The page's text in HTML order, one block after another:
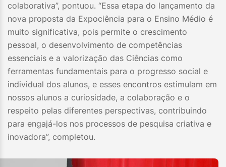
colaborativa”, pontuou. “Essa etapa do lançamento da
nova proposta da Expociência para o Ensino Médio é
muito significativa, pois permite o crescimento
pessoal, o desenvolvimento de competências
essenciais e a valorização das Ciências como
ferramentas fundamentais para o progresso social e
individual dos alunos, e esses encontros estimulam em
nossos alunos a curiosidade, a colaboração e o
respeito pelas diferentes perspectivas, contribuindo
para engajá-los nos processos de pesquisa criativa e
inovadora”, completou.